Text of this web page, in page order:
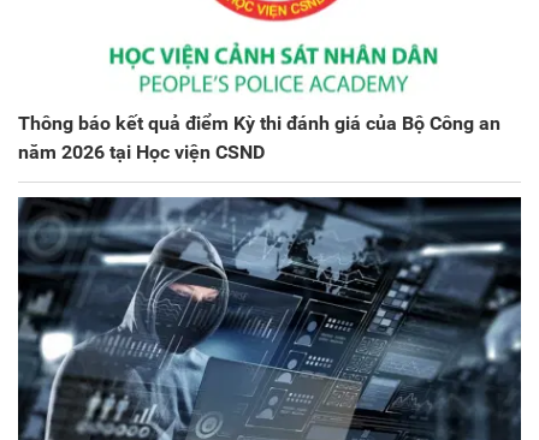
Thông báo kết quả điểm Kỳ thi đánh giá của Bộ Công an
năm 2026 tại Học viện CSND